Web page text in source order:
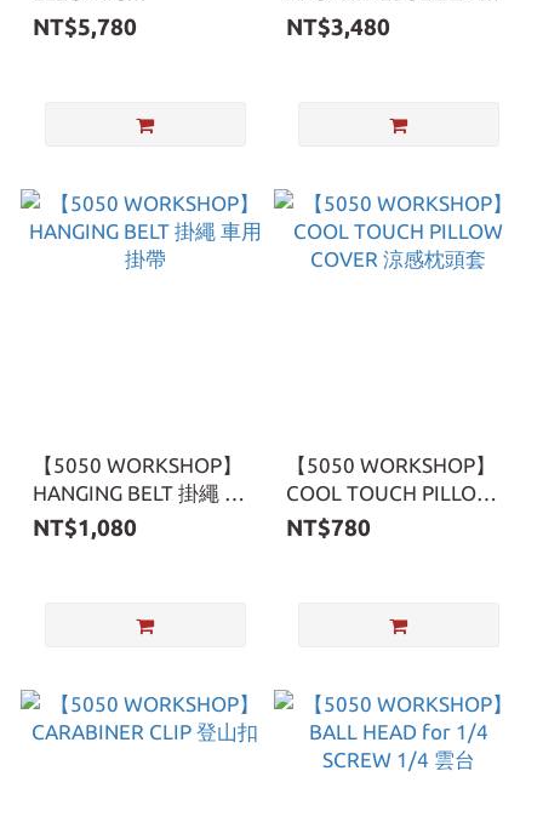
INDEFLATABLE MAT 自
NT$5,780
香精油霧化器 附收納
NT$3,480
【5050 WORKSHOP】
HANGING BELT 掛繩 車
用掛帶
NT$1,080
【5050 WORKSHOP】
COOL TOUCH PILLOW
COVER 涼感枕頭套
NT$780